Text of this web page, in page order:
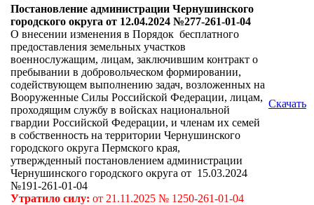
Постановление администрации Чернушинского
городского округа от 12.04.2024 №277-261-01-04
О внесении изменения в Порядок бесплатного
предоставления земельных участков
военнослужащим, лицам, заключившим контракт о
пребывании в добровольческом формировании,
содействующем выполнению задач, возложенных на
Вооруженные Силы Российской Федерации, лицам,
проходящим службу в войсках национальной
гвардии Российской Федерации, и членам их семей
в собственность на территории Чернушинского
городского округа Пермского края,
утвержденный постановлением администрации
Чернушинского городского округа от 15.03.2024
№191-261-01-04
Утратило силу: от 21.11.2025 № 1250-261-01-04
Скачать